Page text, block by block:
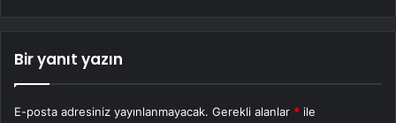
Bir yanıt yazın
E-posta adresiniz yayınlanmayacak. Gerekli alanlar * ile